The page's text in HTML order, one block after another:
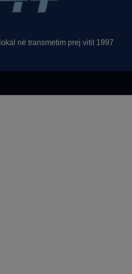
në transmetim prej vitit 1997